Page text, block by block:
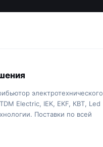
электротехнического
Electric, IEK, EKF, КВТ, Led
Поставки по всей